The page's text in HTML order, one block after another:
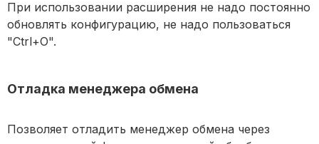
При использовании расширения не надо постоянно
обновлять конфигурацию, не надо пользоваться
"Ctrl+O".
Отладка менеджера обмена
Позволяет отладить менеджер обмена через